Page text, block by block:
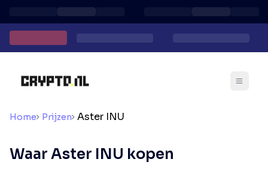
Home Prijzen Aster INU
Waar Aster INU kopen